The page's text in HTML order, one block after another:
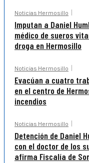
Noticias Hermosillo
Imputan a Daniel
médico de sueros
droga en Hermosillo
Noticias Hermosillo
Evacúan a cuatro
en el centro de
incendios
Noticias Hermosillo
Detención de Daniel
con el doctor de los
afirma Fiscalía de